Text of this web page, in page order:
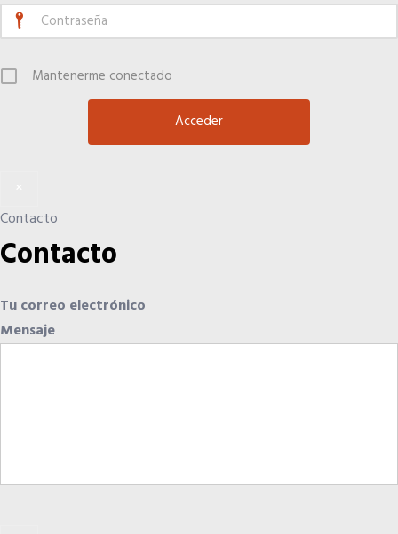
Mantenerme conectado
Contacto
Contacto
Tu correo electrónico
Mensaje